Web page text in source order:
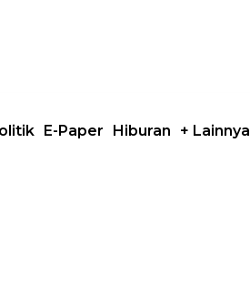
E-Paper Hiburan + Lainnya